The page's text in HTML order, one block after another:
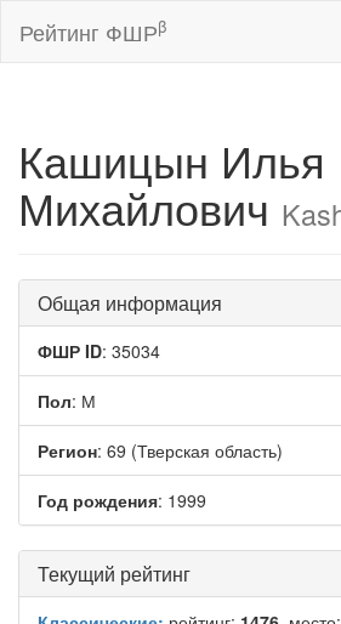
Рейтинг ФШРβ
Кашицын Илья
Михайлович
Общая информация
ФШР ID: 35034
Пол: М
Регион: 69 (Тверская область)
Год рождения: 1999
Текущий рейтинг